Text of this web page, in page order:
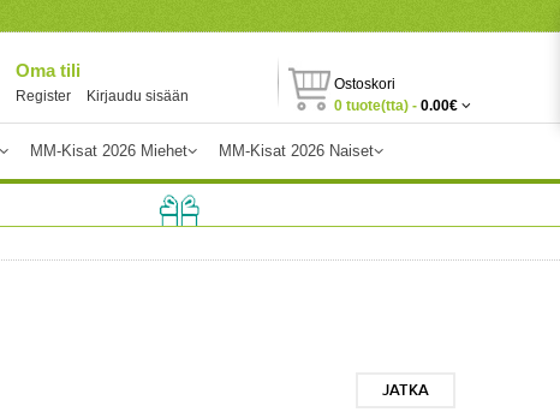
Oma tili
Register Kirjaudu sisään
Ostoskori
0 tuote(tta) - 0.00€
MM-Kisat 2026 Miehet MM-Kisat 2026 Naiset
JATKA